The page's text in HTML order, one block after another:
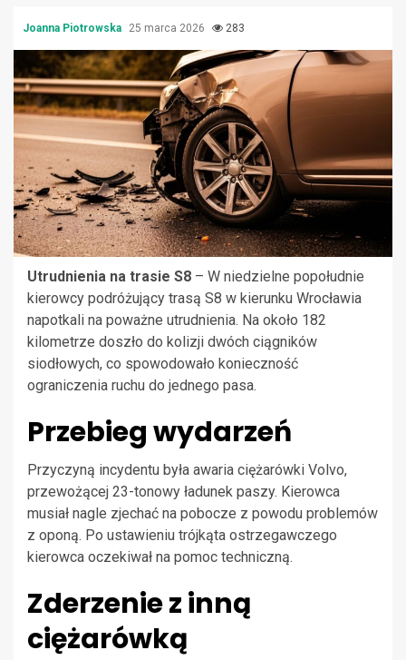
Joanna Piotrowska 25 marca 2026 283
Utrudnienia na trasie S8 – W niedzielne popołudnie
kierowcy podróżujący trasą S8 w kierunku Wrocławia
napotkali na poważne utrudnienia. Na około 182
kilometrze doszło do kolizji dwóch ciągników
siodłowych, co spowodowało konieczność
ograniczenia ruchu do jednego pasa.
Przebieg wydarzeń
Przyczyną incydentu była awaria ciężarówki Volvo,
przewożącej 23-tonowy ładunek paszy. Kierowca
musiał nagle zjechać na pobocze z powodu problemów
z oponą. Po ustawieniu trójkąta ostrzegawczego
kierowca oczekiwał na pomoc techniczną.
Zderzenie z inną
ciężarówką